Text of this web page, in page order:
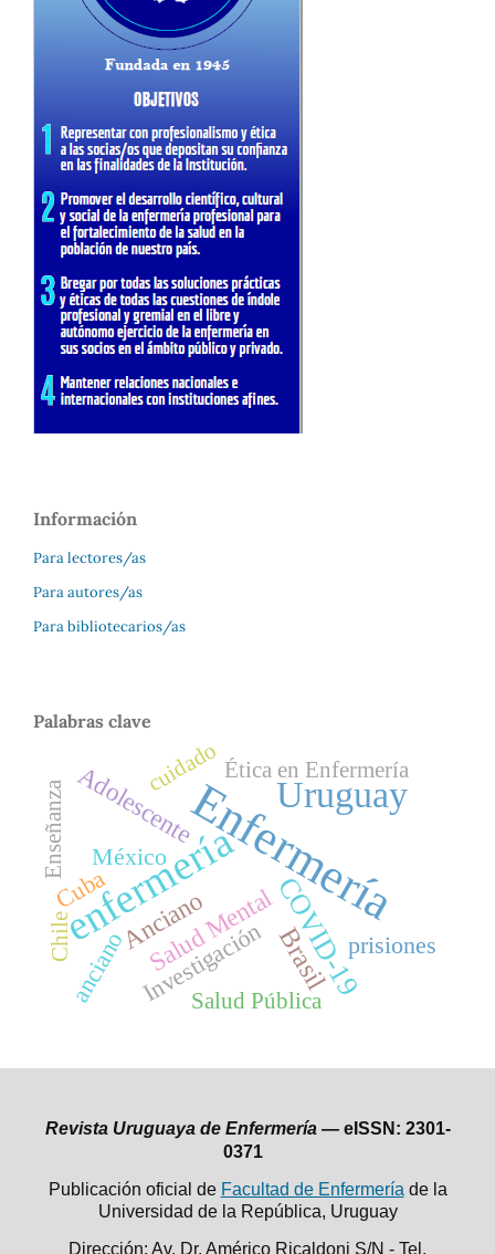
Información
Para lectores/as
Para autores/as
Para bibliotecarios/as
Palabras clave
Enfermería
enfermería
Uruguay
COVID-19
Brasil
Adolescente
Anciano
Salud Mental
Investigación prisiones
México
Cuba
anciano
Enseñanza
Salud Pública
Ética en Enfermería
Chile
cuidado
Revista Uruguaya de Enfermería — eISSN: 2301-
0371
Publicación oficial de Facultad de Enfermería de la
Universidad de la República, Uruguay
Dirección: Av. Dr. Américo Ricaldoni S/N - Tel.